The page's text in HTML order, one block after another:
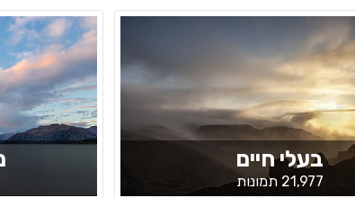
בעלי חיים
21,977 תמונות